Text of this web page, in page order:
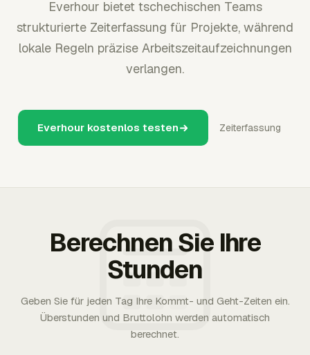
Everhour bietet tschechischen Teams
strukturierte Zeiterfassung für Projekte, während
lokale Regeln präzise Arbeitszeitaufzeichnungen
verlangen.
Everhour kostenlos testen Zeiterfassung
Berechnen Sie Ihre
Stunden
Geben Sie für jeden Tag Ihre Kommt- und Geht-Zeiten ein.
Überstunden und Bruttolohn werden automatisch
berechnet.